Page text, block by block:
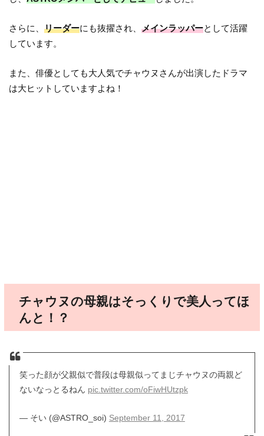
さらに、リーダーにも抜擢され、メインラッパーとして活躍
しています。
また、俳優としても大人気でチャウヌさんが出演したドラマ
は大ヒットしていますよね！
チャウヌの母親はそっくりで美人ってほ
んと！？
笑った顔が父親似で普段は母親似ってまじチャウヌの両親ど
ないなっとるねん pic.twitter.com/oFiwHUtzpk
— そい (@ASTRO_soi) September 11, 2017